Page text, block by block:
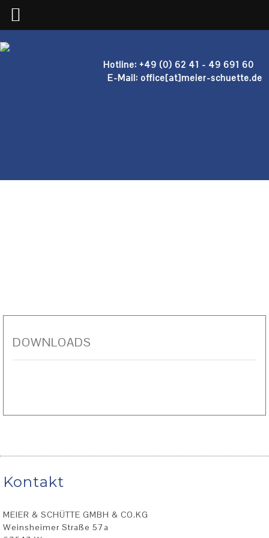
Hotline: +49 (0) 62 41 - 49 691 60
E-Mail: office[at]meier-schuette.de
DOWNLOADS
Kontakt
MEIER & SCHÜTTE GMBH & CO.KG
Weinsheimer Straße 57a